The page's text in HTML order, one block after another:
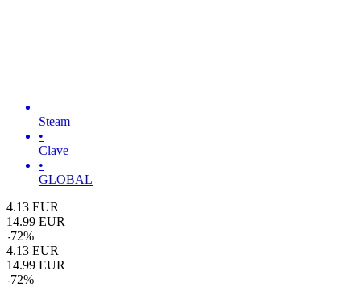
Steam
•
Clave
•
GLOBAL
4.13 EUR
14.99 EUR
-72%
4.13 EUR
14.99 EUR
-72%